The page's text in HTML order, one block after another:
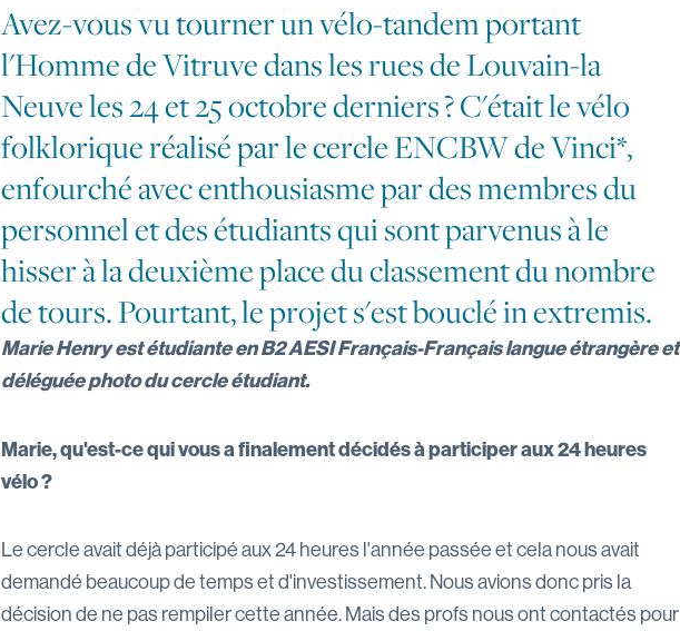
Avez-vous vu tourner un vélo-tandem portant
l'Homme de Vitruve dans les rues de Louvain-la
Neuve les 24 et 25 octobre derniers ? C'était le vélo
folklorique réalisé par le cercle ENCBW de Vinci*,
enfourché avec enthousiasme par des membres du
personnel et des étudiants qui sont parvenus à le
hisser à la deuxième place du classement du nombre
de tours. Pourtant, le projet s'est bouclé in extremis.
Marie Henry est étudiante en B2 AESI Français-Français langue étrangère et
déléguée photo du cercle étudiant.
Marie, qu'est-ce qui vous a finalement décidés à participer aux 24 heures
vélo ?
Le cercle avait déjà participé aux 24 heures l'année passée et cela nous avait
demandé beaucoup de temps et d'investissement. Nous avions donc pris la
décision de ne pas rempiler cette année. Mais des profs nous ont contactés pour